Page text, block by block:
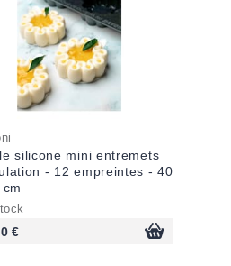
silicone mini entremets
- 12 empreintes - 40
€